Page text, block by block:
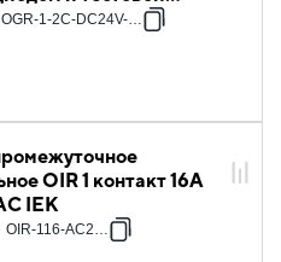
ONI
OGR-1-2C-DC24V-L-B
OIR 1 контакт 16А
IEK
OIR-116-AC230V